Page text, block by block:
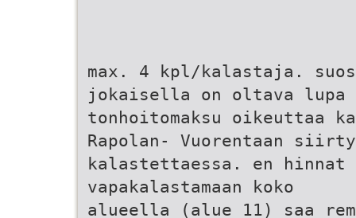
max. 4 kpl/kalastaja.
jokaisella on oltava
tonhoitomaksu oikeuttaa
Rapolan- Vuorentaan
kalastettaessa. en
vapakalastamaan koko
alueella (alue 11) saa